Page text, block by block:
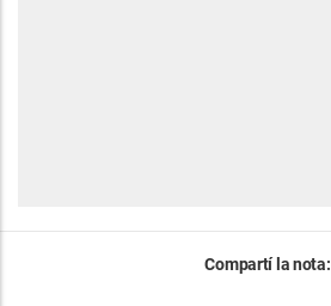
Compartí la nota: